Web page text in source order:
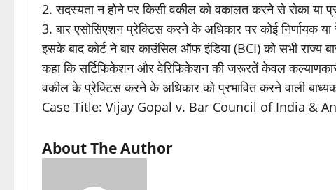
2. सदस्यता न होने पर किसी वकील को वकालत करने से रोका या
3. बार एसोसिएशन प्रेक्टिस करने के अधिकार पर कोई निर्णायक
इसके बाद कोर्ट ने बार काउंसिल ऑफ इंडिया (BCI) को सभी राज्य
कहा कि सर्टिफिकेशन और वेरिफिकेशन की जरूरतें केवल
वकील के प्रेक्टिस करने के अधिकार को प्रभावित करने वाली
Case Title: Vijay Gopal v. Bar Council of India &
About The Author